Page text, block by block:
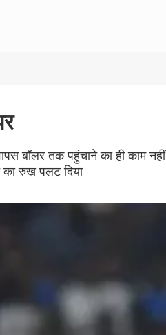
बॉलर तक पहुंचाने का ही काम नहीं
का रुख पलट दिया